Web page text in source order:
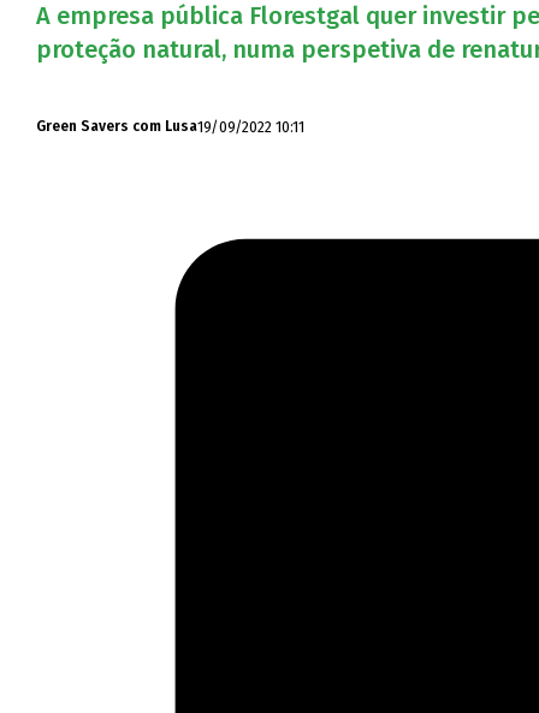
A empresa pública Florestgal quer investir
proteção natural, numa perspetiva de
Green Savers com Lusa19/09/2022 10:11